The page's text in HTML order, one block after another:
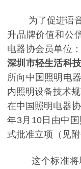
为了促进语
升品牌价值和公
电器协会员单位
深圳市轻生活科
所向中国照明电
内照明设备技术
在中国照明电器
年3月10日由中
式批准立项（ 见
这个标准